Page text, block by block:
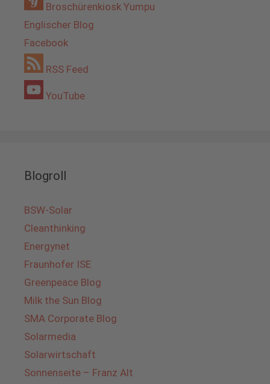
Broschürenkiosk Yumpu
Englischer Blog
Facebook
RSS Feed
YouTube
Blogroll
BSW-Solar
Cleanthinking
Energynet
Fraunhofer ISE
Greenpeace Blog
Milk the Sun Blog
SMA Corporate Blog
Solarmedia
Solarwirtschaft
Sonnenseite – Franz Alt